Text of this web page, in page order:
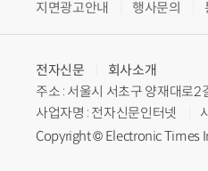
지면광고안내 행사문의
전자신문
회사소개
주소 : 서울시 서초구 양재대로
사업자명 : 전자신문인터넷
Copyright © Electronic Times